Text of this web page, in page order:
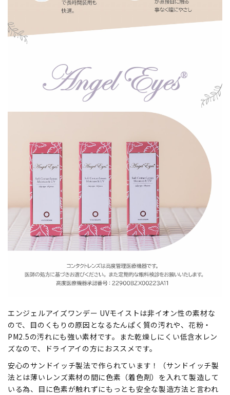
エンジェルアイズワンデー UVモイストは非イオン性の素材な
ので、目のくもりの原因となるたんぱく質の汚れや、花粉・
PM2.5の汚れにも強い素材です。また乾燥しにくい低含水レン
ズなので、ドライアイの方におススメです。
安心のサンドイッチ製法で作られています！（サンドイッチ製
法とは薄いレンズ素材の間に色素（着色剤）を入れて製造して
いる為、目に色素が触れずにもっとも安全な製造方法と言われ